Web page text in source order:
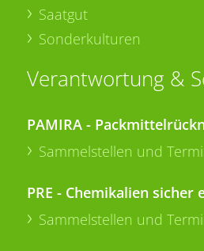
Saatgut
Sonderkulturen
Verantwortung &
PAMIRA -
Sammelstellen und
PRE - Chemikalien sicher
Sammelstellen und